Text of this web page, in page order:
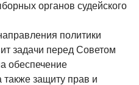
органов судейского
политики
задачи перед Советом
обеспечение
также защиту прав и